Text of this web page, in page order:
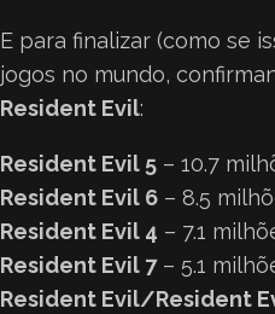
E para finalizar (como se
jogos no mundo,
Resident Evil:
Resident Evil 5 – 10.7
Resident Evil 6 – 8.5
Resident Evil 4 – 7.1
Resident Evil 7– 5.1
Resident Evil/Resident